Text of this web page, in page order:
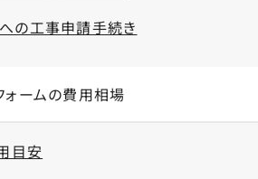
の工事申請手続き
ォームの費用相場
目安